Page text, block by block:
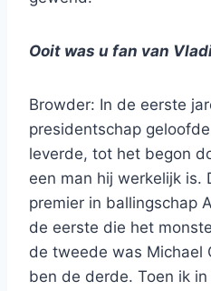
Ooit was u fan van
Browder: In de eerste
presidentschap
leverde, tot het begon
een man hij werkelijk is.
premier in ballingschap
de eerste die het
de tweede was Michael
ben de derde. Toen ik